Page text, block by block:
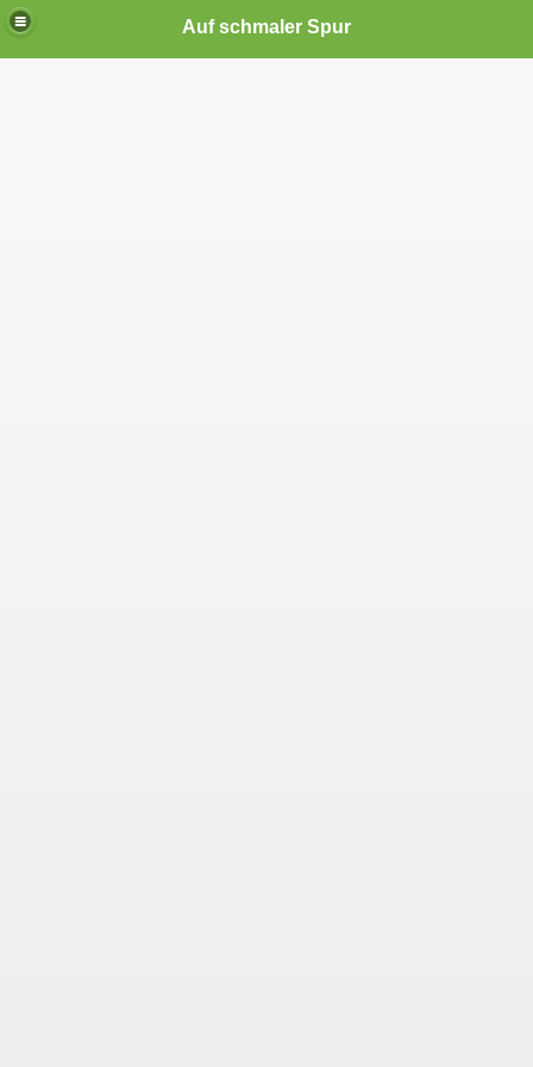
Auf schmaler Spur